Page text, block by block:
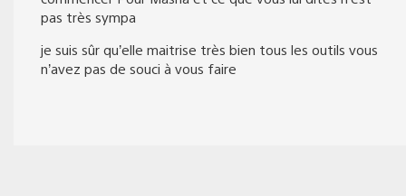
pas très sympa
je suis sûr qu’elle maitrise très bien tous les outils vous
n’avez pas de souci à vous faire